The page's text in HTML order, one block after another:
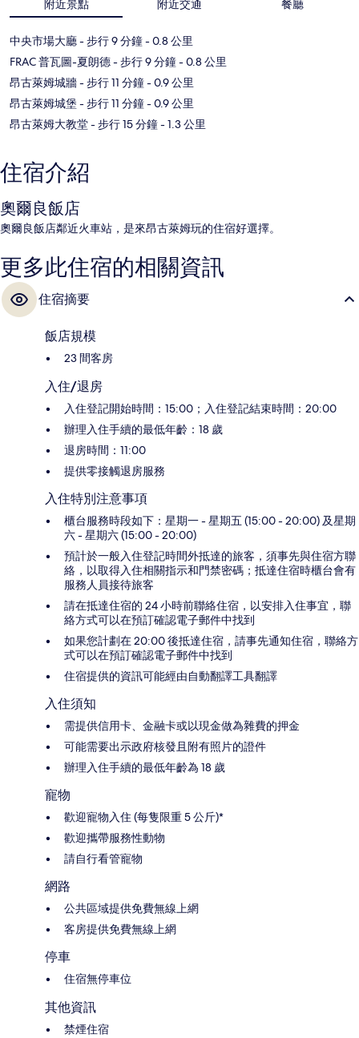
附近景點 附近交通 餐廳
中央市場大廳- 步行 9 分鐘- 0.8 公里
FRAC 普瓦圖-夏朗德- 步行 9 分鐘- 0.8 公里
昂古萊姆城牆- 步行 11 分鐘- 0.9 公里
昂古萊姆城堡 - 步行 11 分鐘- 0.9 公里
昂古萊姆大教堂- 步行 15 分鐘- 1.3 公里
住宿介紹
奧爾良飯店
奧爾良飯店鄰近火車站，是來昂古萊姆玩的住宿好選擇。
更多此住宿的相關資訊
住宿摘要
飯店規模
23 間客房
入住/退房
入住登記開始時間：15:00；入住登記結束時間：20:00
辦理入住手續的最低年齡：18 歲
退房時間：11:00
提供零接觸退房服務
入住特別注意事項
櫃台服務時段如下：星期一 - 星期五 (15:00 - 20:00) 及星期
六 - 星期六 (15:00 - 20:00)
預計於一般入住登記時間外抵達的旅客，須事先與住宿方聯
絡，以取得入住相關指示和門禁密碼；抵達住宿時櫃台會有
服務人員接待旅客
請在抵達住宿的 24 小時前聯絡住宿，以安排入住事宜，聯
絡方式可以在預訂確認電子郵件中找到
如果您計劃在 20:00 後抵達住宿，請事先通知住宿，聯絡方
式可以在預訂確認電子郵件中找到
住宿提供的資訊可能經由自動翻譯工具翻譯
入住須知
需提供信用卡、金融卡或以現金做為雜費的押金
可能需要出示政府核發且附有照片的證件
辦理入住手續的最低年齡為 18 歲
寵物
歡迎寵物入住 (每隻限重 5 公斤)*
歡迎攜帶服務性動物
請自行看管寵物
網路
公共區域提供免費無線上網
客房提供免費無線上網
停車
住宿無停車位
其他資訊
禁煙住宿